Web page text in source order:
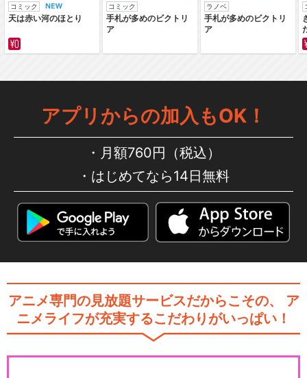
コミック
天は赤い河のほとり
コミック
手札が多めのビクトリ
ア
ラノベ
手札が多めのビクトリ
ア
アプリからの加入もOK！
月額760円（税込）
はじめてなら14日無料
アニメ専門の見放題サービスだからこその、
ア
ニメライフが充実するこだわりがいっぱい！